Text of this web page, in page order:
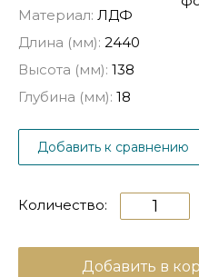
Материал: ЛДФ
Длина (мм): 2440
Высота (мм): 138
Глубина (мм): 18
Добавить к сравнению
Количество:
Добавить в